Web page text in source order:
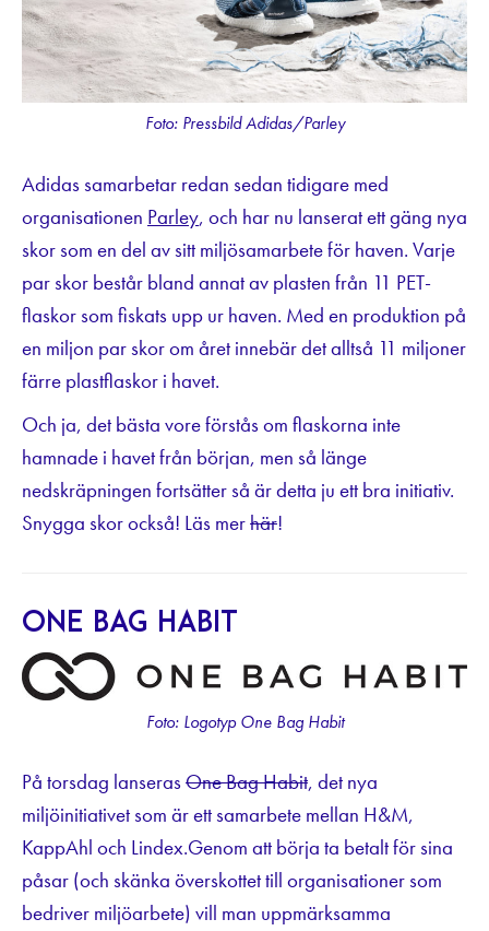
Foto: Pressbild Adidas/Parley
Adidas samarbetar redan sedan tidigare med
organisationen Parley, och har nu lanserat ett gäng nya
skor som en del av sitt miljösamarbete för haven. Varje
par skor består bland annat av plasten från 11 PET-
flaskor som fiskats upp ur haven. Med en produktion på
en miljon par skor om året innebär det alltså 11 miljoner
färre plastflaskor i havet.
Och ja, det bästa vore förstås om flaskorna inte
hamnade i havet från början, men så länge
nedskräpningen fortsätter så är detta ju ett bra initiativ.
Snygga skor också! Läs merhär!
One Bag Habit
Foto: Logotyp One Bag Habit
På torsdag lanserasOne Bag Habit, det nya
miljöinitiativet som är ett samarbete mellan H&M,
KappAhl och Lindex.Genom att börja ta betalt för sina
påsar (och skänka överskottet till organisationer som
bedriver miljöarbete) vill man uppmärksamma